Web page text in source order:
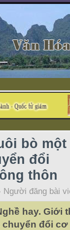
bò một
đổi
thôn
Người đăng bài
hay. Giới
đổi